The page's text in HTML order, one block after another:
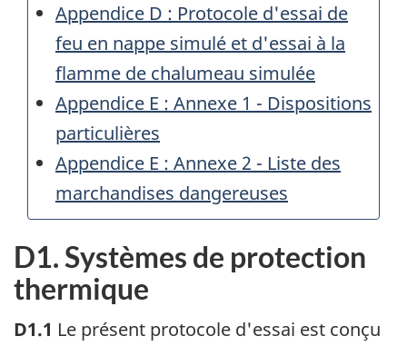
Appendice D : Protocole d'essai de
feu en nappe simulé et d'essai à la
flamme de chalumeau simulée
Appendice E : Annexe 1 - Dispositions
particulières
Appendice E : Annexe 2 - Liste des
marchandises dangereuses
D1. Systèmes de protection
thermique
D1.1 Le présent protocole d'essai est conçu